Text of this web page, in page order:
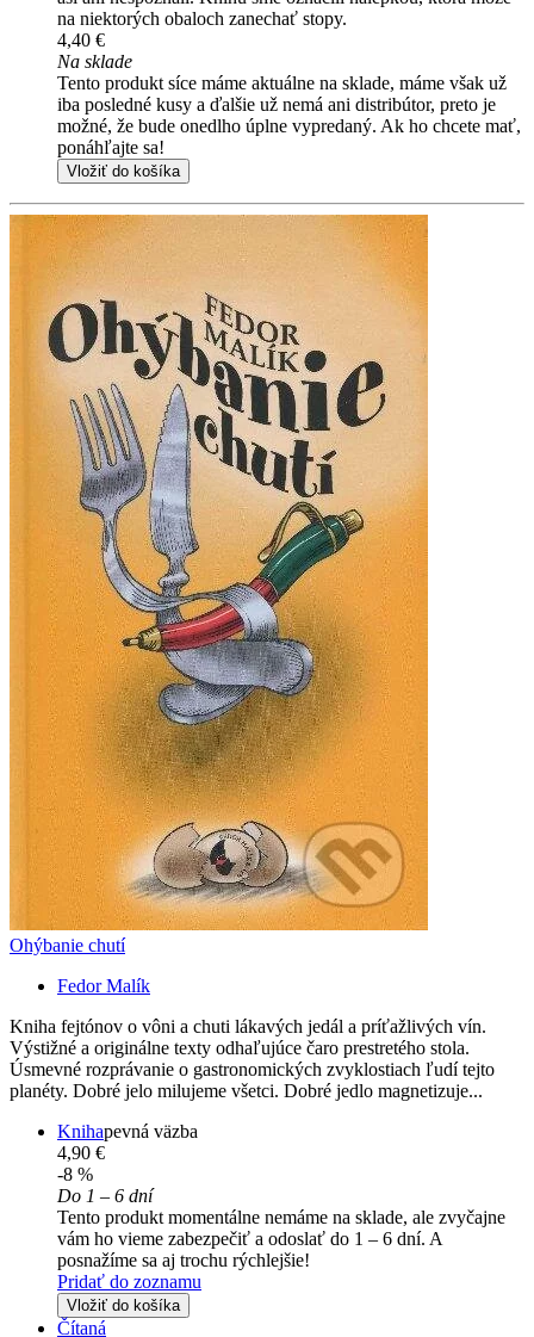
na niektorých obaloch zanechať stopy.
4,40 €
Na sklade
Tento produkt síce máme aktuálne na sklade, máme však už
iba posledné kusy a ďalšie už nemá ani distribútor, preto je
možné, že bude onedlho úplne vypredaný. Ak ho chcete mať,
ponáhľajte sa!
Vložiť do košíka
Ohýbanie chutí
Fedor Malík
Kniha fejtónov o vôni a chuti lákavých jedál a príťažlivých vín.
Výstižné a originálne texty odhaľujúce čaro prestretého stola.
Úsmevné rozprávanie o gastronomických zvyklostiach ľudí tejto
planéty. Dobré jelo milujeme všetci. Dobré jedlo magnetizuje...
Knihapevná väzba
4,90 €
-8 %
Do 1 – 6 dní
Tento produkt momentálne nemáme na sklade, ale zvyčajne
vám ho vieme zabezpečiť a odoslať do 1 – 6 dní. A
posnažíme sa aj trochu rýchlejšie!
Pridať do zoznamu
Vložiť do košíka
Čítaná